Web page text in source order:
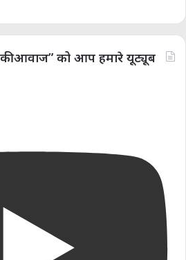
की आवाज” को आप हमारे यूट्यूब